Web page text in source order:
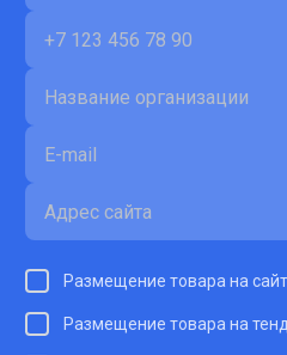
Размещение товара на
Размещение товара на